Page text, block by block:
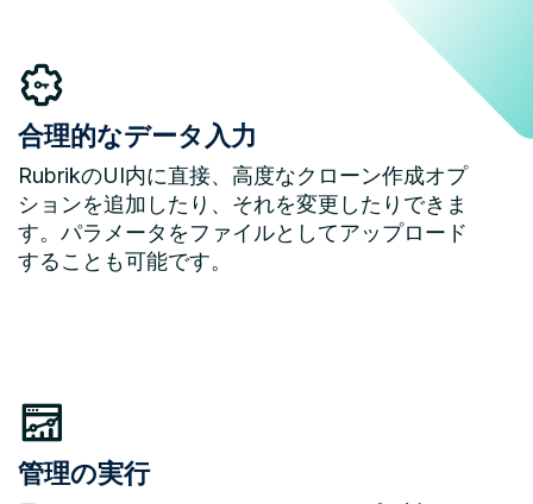
合理的なデータ入力
RubrikのUI内に直接、高度なクローン作成オプ
ションを追加したり、それを変更したりできま
す。パラメータをファイルとしてアップロード
することも可能です。
管理の実行